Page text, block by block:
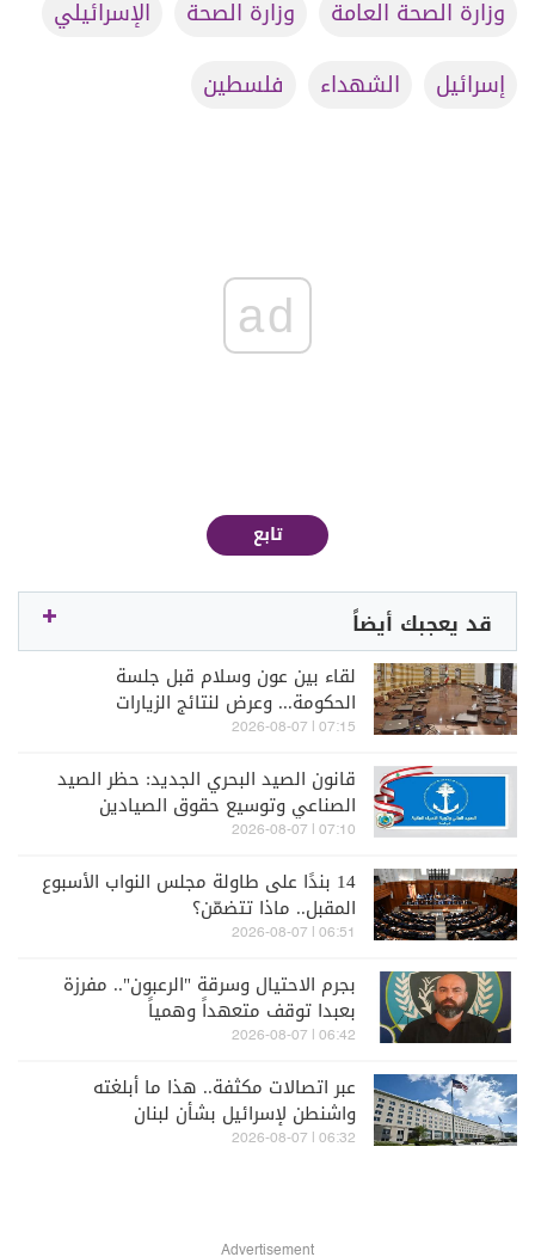
وزارة الصحة العامة وزارة الصحة
الإسرائيلي
إسرائيل
الشهداء فلسطين
ad
تابع
قد يعجبك أيضاً
لقاء بين عون وسلام قبل جلسة
الحكومة... وعرض لنتائج الزيارات
والمفاوضات
07:15 | 2026-08-07
قانون الصيد البحري الجديد: حظر الصيد
الصناعي وتوسيع حقوق الصيادين
07:10 | 2026-08-07
14 بندًا على طاولة مجلس النواب الأسبوع
المقبل.. ماذا تتضمّن؟
06:51 | 2026-08-07
بجرم الاحتيال وسرقة "الرعبون".. مفرزة
بعبدا توقف متعهداً وهمياً
06:42 | 2026-08-07
عبر اتصالات مكثفة.. هذا ما أبلغته
واشنطن لإسرائيل بشأن لبنان
06:32 | 2026-08-07
Advertisement